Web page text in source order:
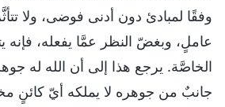
وفقًا لمبادئ دون أدنى فوضى، ولا
عاملٍ، وبغضّ النظر عمَّا يفعله، فإنه
الخاصَّة. يرجع هذا إلى أن الله له
جانبٌ من جوهره لا يملكه أيّ كائنٍ